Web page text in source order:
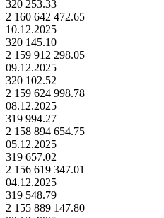
320 253.33
2 160 642 472.65
10.12.2025
320 145.10
2 159 912 298.05
09.12.2025
320 102.52
2 159 624 998.78
08.12.2025
319 994.27
2 158 894 654.75
05.12.2025
319 657.02
2 156 619 347.01
04.12.2025
319 548.79
2 155 889 147.80